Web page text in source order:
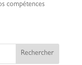
compétences
Rechercher